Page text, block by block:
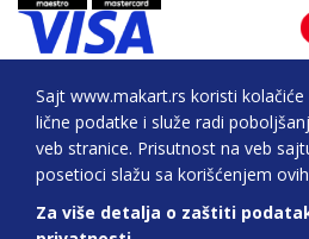
Sajt www.makart.rs koristi
lične podatke i služe radi
veb stranice. Prisutnost na veb
posetioci slažu sa korišćenjem
Za više detalja o zaštiti
2026. All Rights Reserved ©
BEOGRAD (NOVI
20337524
Sve cene na ovom sajtu iskazane su u